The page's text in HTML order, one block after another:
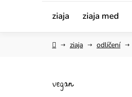
ziaja ziaja med
Domůziaja odlíčení